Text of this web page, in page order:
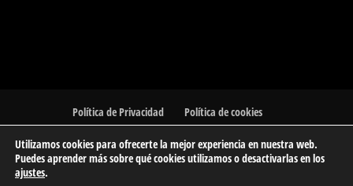
Política de Privacidad Política de cookies
Utilizamos cookies para ofrecerte la mejor experiencia en nuestra web.
Puedes aprender más sobre qué cookies utilizamos o desactivarlas en los
ajustes.